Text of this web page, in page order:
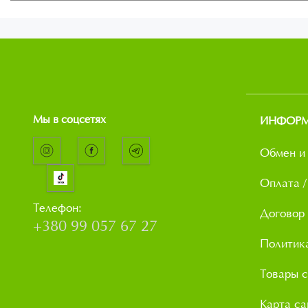
Мы в соцсетях
Телефон:
+380 99 057 67 27
Обмен и
Оплата
Товары
Карта